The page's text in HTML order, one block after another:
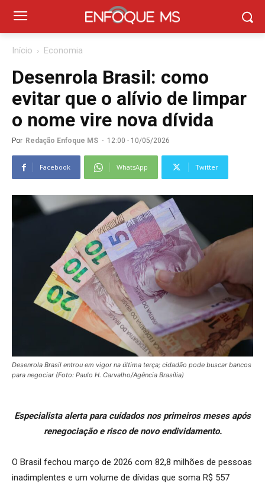
Início Economia
Desenrola Brasil: como
evitar que o alívio de limpar
o nome vire nova dívida
Por Redação Enfoque MS - 12:00 - 10/05/2026
Facebook WhatsApp Twitter
Desenrola Brasil entrou em vigor na última terça; cidadão pode buscar bancos
para negociar (Foto: Paulo H. Carvalho/Agência Brasília)
Especialista alerta para cuidados nos primeiros meses após
renegociação e risco de novo endividamento.
O Brasil fechou março de 2026 com 82,8 milhões de pessoas
inadimplentes e um volume de dívidas que soma R$ 557